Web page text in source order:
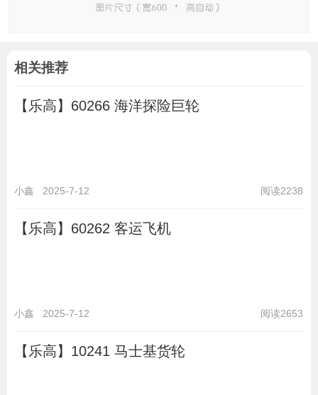
相关推荐
【乐高】60266 海洋探险巨轮
小鑫 2025-7-12 阅读2238
【乐高】60262 客运飞机
小鑫 2025-7-12 阅读2653
【乐高】10241 马士基货轮